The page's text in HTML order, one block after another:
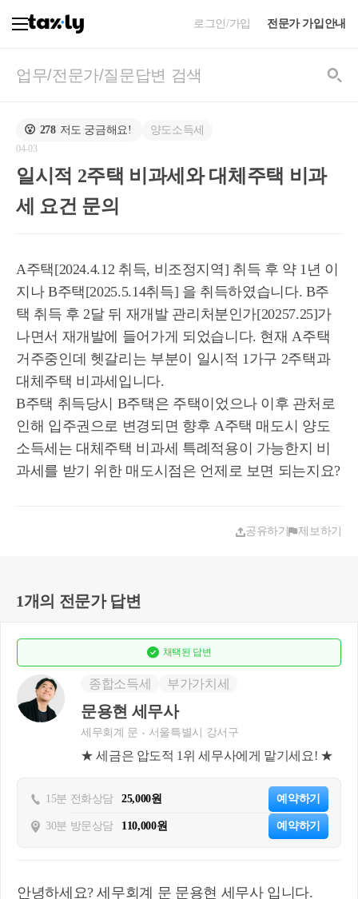
로그인/가입 전문가 가입안내
😮 278 저도 궁금해요! 양도소득세
04-03
일시적 2주택 비과세와 대체주택 비과
세 요건 문의
A주택[2024.4.12 취득, 비조정지역] 취득 후 약 1년 이
지나 B주택[2025.5.14취득] 을 취득하였습니다. B주
택 취득 후 2달 뒤 재개발 관리처분인가[20257.25]가
나면서 재개발에 들어가게 되었습니다. 현재 A주택
거주중인데 헷갈리는 부분이 일시적 1가구 2주택과
대체주택 비과세입니다.
B주택 취득당시 B주택은 주택이었으나 이후 관처로
인해 입주권으로 변경되면 향후 A주택 매도시 양도
소득세는 대체주택 비과세 특례적용이 가능한지 비
과세를 받기 위한 매도시점은 언제로 보면 되는지요?
공유하기 제보하기
1개의 전문가 답변
채택된 답변
종합소득세 부가가치세
문용현 세무사
세무회계 문 서울특별시 강서구
★ 세금은 압도적 1위 세무사에게 맡기세요! ★
15분 전화상담 25,000원 예약하기
30분 방문상담 110,000원 예약하기
안녕하세요? 세무회계 문 문용현 세무사 입니다.